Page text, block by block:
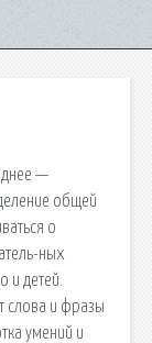
—
общей
о
ных
и детей.
слова и фразы
умений и